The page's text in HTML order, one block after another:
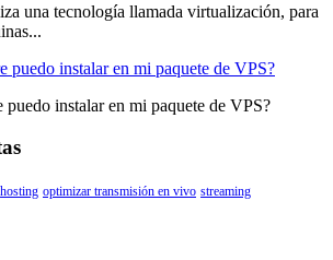
una tecnología llamada virtualización, para
puedo instalar en mi paquete de VPS?
puedo instalar en mi paquete de VPS?
hosting optimizar transmisión en vivo streaming